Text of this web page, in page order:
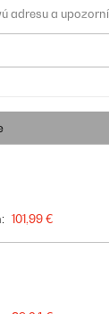
adresu a
101,99 €